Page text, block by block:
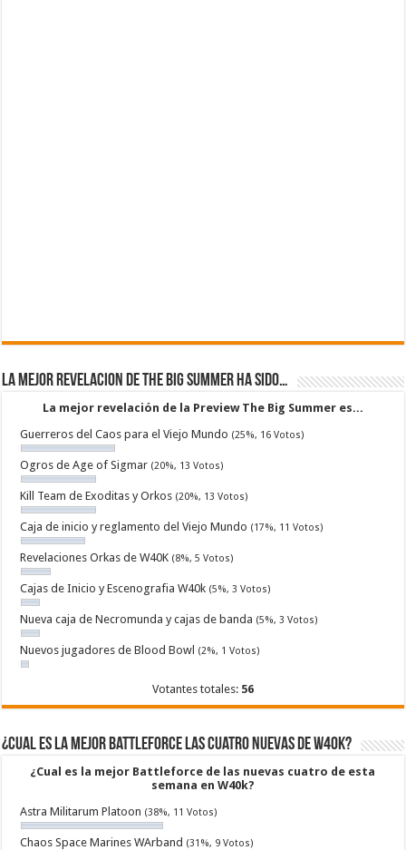
La mejor revelacion de The Big Summer ha sido…
La mejor revelación de la Preview The Big Summer es...
Guerreros del Caos para el Viejo Mundo (25%, 16 Votos)
Ogros de Age of Sigmar (20%, 13 Votos)
Kill Team de Exoditas y Orkos (20%, 13 Votos)
Caja de inicio y reglamento del Viejo Mundo (17%, 11 Votos)
Revelaciones Orkas de W40K (8%, 5 Votos)
Cajas de Inicio y Escenografia W40k (5%, 3 Votos)
Nueva caja de Necromunda y cajas de banda (5%, 3 Votos)
Nuevos jugadores de Blood Bowl (2%, 1 Votos)
Votantes totales: 56
¿Cual es la mejor Battleforce las cuatro nuevas de W40k?
¿Cual es la mejor Battleforce de las nuevas cuatro de esta
semana en W40k?
Astra Militarum Platoon (38%, 11 Votos)
Chaos Space Marines WArband (31%, 9 Votos)